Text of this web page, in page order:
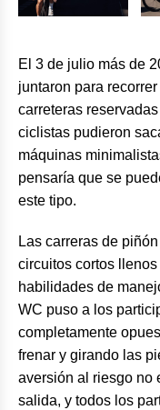
El 3 de julio más de
juntaron para
carreteras
ciclistas pudieron
máquinas
pensaría que se
este tipo.
Las carreras de
circuitos cortos
habilidades de
WC puso a los
completamente
frenar y girando las
aversión al riesgo no
salida, y todos los